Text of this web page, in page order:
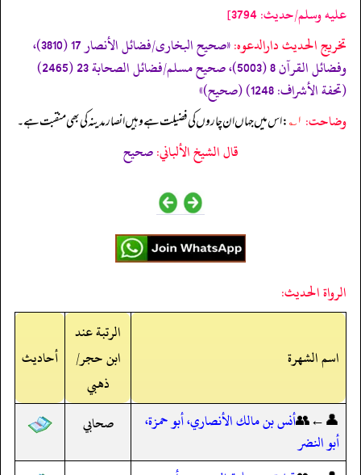
عليه وسلم/حدیث: 3794]
تخریج الحدیث دارالدعوہ:
«صحیح البخاری/فضائل الأنصار 17 (3810)،
وفضائل القرآن 8 (5003)، صحیح مسلم/فضائل الصحابة 23 (2465)
(تحفة الأشراف: 1248) (صحیح)»
وضاحت: ۱؎ : اس میں جہاں ان چاروں کی فضیلت ہے وہیں انصار مدینہ کی بھی منقبت ہے۔
قال الشيخ الألباني:صحيح
الرواة الحديث:
اسم الشهرة
الرتبة عند
ابن حجر/
ذهبي
أحاديث
👤←👥أنس بن مالك الأنصاري، أبو حمزة،
أبو النضر
صحابي